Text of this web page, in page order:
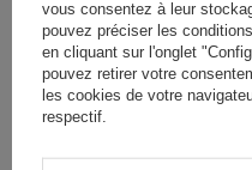
AVIS (0)
questions ?
vous consentez à leur
pouvez préciser les
en cliquant sur l'onglet
pouvez retirer votre
les cookies de votre
respectif.